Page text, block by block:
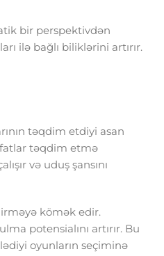
bir perspektivdən
ilə bağlı biliklərini artırır.
təqdim etdiyi asan
təqdim etmə
və uduş şansını
kömək edir.
potensialını artırır. Bu
oyunların seçiminə